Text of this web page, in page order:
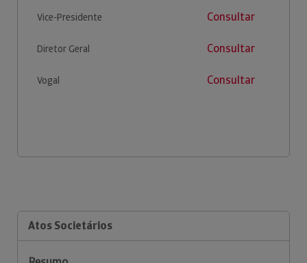
Vice-Presidente Consultar
Diretor Geral Consultar
Vogal Consultar
Atos Societários